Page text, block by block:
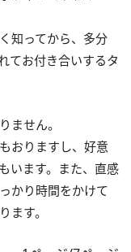
知ってから、多分
てお付き合いするタ
ません。
おりますし、好意
います。また、直感
かり時間をかけて
ます。